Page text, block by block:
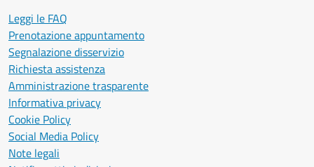
Leggi le FAQ
Prenotazione appuntamento
Segnalazione disservizio
Richiesta assistenza
Amministrazione trasparente
Informativa privacy
Cookie Policy
Social Media Policy
Note legali